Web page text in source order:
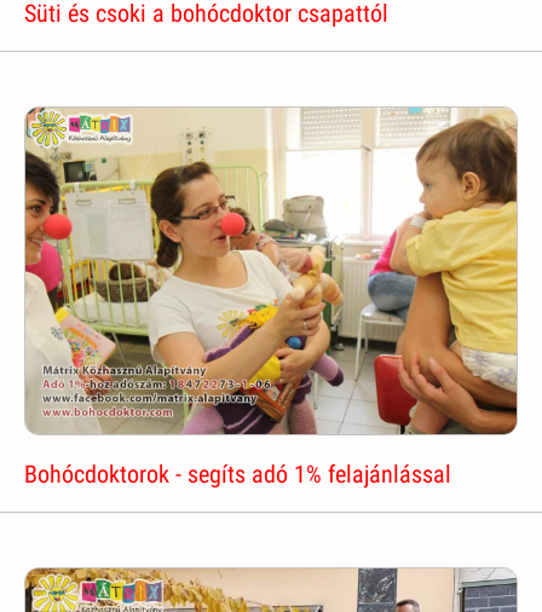
Süti és csoki a bohócdoktor csapattól
Bohócdoktorok - segíts adó 1% felajánlással